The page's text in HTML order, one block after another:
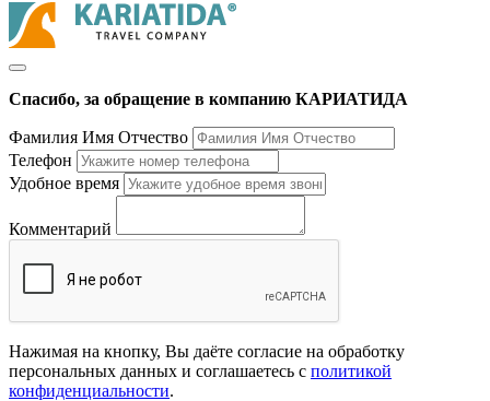
Спасибо, за обращение в компанию КАРИАТИДА
Фамилия Имя Отчество
Телефон
Удобное время
Комментарий
Нажимая на кнопку, Вы даёте согласие на обработку
персональных данных и соглашаетесь с политикой
конфиденциальности.